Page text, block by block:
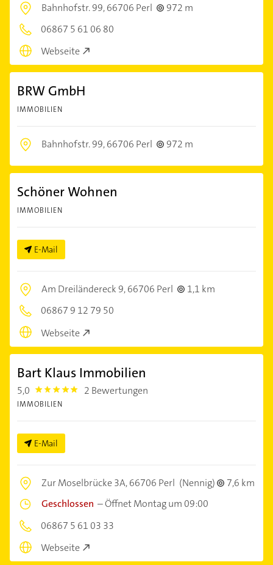
Bahnhofstr. 99,66706 Perl
972 m
06867 5 61 06 80
Webseite
BRW GmbH
IMMOBILIEN
Bahnhofstr. 99,66706 Perl 972 m
Schöner Wohnen
IMMOBILIEN
E-Mail
Am Dreiländereck 9,66706 Perl
1,1 km
06867 9 12 79 50
Webseite
Bart Klaus Immobilien
5,0 5.0 2 Bewertungen
IMMOBILIEN
E-Mail
Zur Moselbrücke 3A,66706 Perl (Nennig)
7,6 km
Geschlossen –Öffnet Montag um 09:00
06867 5 61 03 33
Webseite